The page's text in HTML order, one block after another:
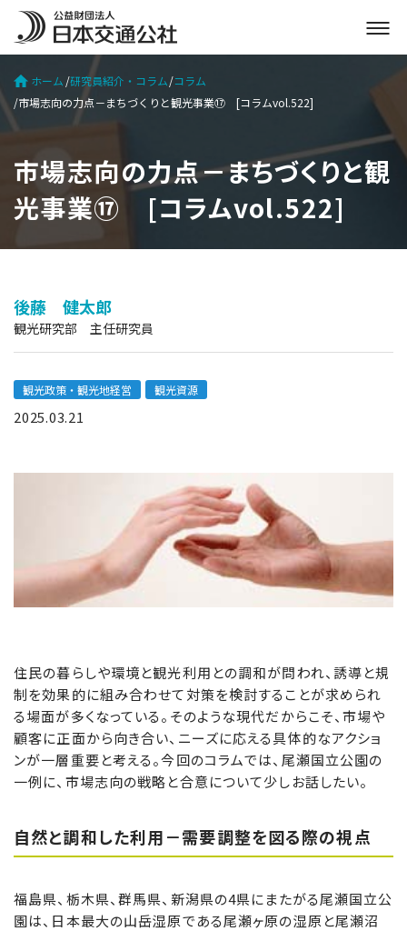
メ
ニ
開
く
ホーム 研究員紹介・コラム コラム
市場志向の力点－まちづくりと観光事業⑰ [コラムvol.522]
市場志向の力点－まちづくりと観
光事業⑰ [コラムvol.522]
後藤 健太郎
観光研究部 主任研究員
観光政策・観光地経営 観光資源
2025.03.21
住民の暮らしや環境と観光利用との調和が問われ、誘導と規
制を効果的に組み合わせて対策を検討することが求められ
る場面が多くなっている。そのような現代だからこそ、市場や
顧客に正面から向き合い、ニーズに応える具体的なアクショ
ンが一層重要と考える。今回のコラムでは、尾瀬国立公園の
一例に、市場志向の戦略と合意について少しお話したい。
自然と調和した利用－需要調整を図る際の視点
福島県、栃木県、群馬県、新潟県の4県にまたがる尾瀬国立公
園は、日本最大の山岳湿原である尾瀬ヶ原の湿原と尾瀬沼